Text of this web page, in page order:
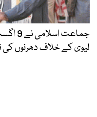
جماعت
لیوی کے خلاف دھرنوں کی